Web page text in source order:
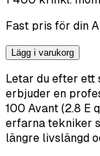
Fast pris för din
Lägg i varukorg
Letar du efter ett
erbjuder en
100 Avant (2.8 E
erfarna tekniker
längre livslängd